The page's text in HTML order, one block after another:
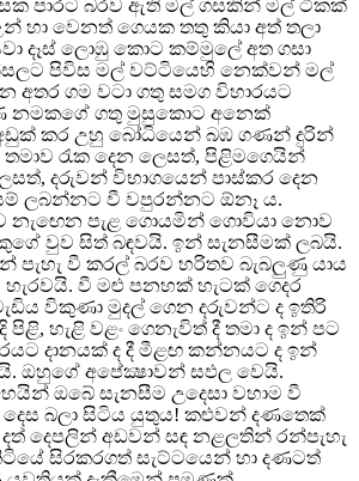
පාරට බරව ඇති මල් ගසකින් මල් ටිකක්
හා වෙනත් ගෙයක තතු කියා අත් තලා
දෑස් ලොඹු කොට කම්මුලේ අත ගසා
පිවිස මල් වට්ටියෙහි නෙක්වන් මල්
ගම වටා ගතු සමග විහාරයට
නමකගේ ගතු මුසුකොට අනෙක්
කර උහු බෝධියෙන් බඹ ගණන් දුරින්
රැක දෙන ලෙසත්, පිළිමගෙයින්
දරුවන් විභාගයෙන් පාස්කර දෙන
ලබන්නට වී වපුරන්නට ඕනෑ ය.
නැඟෙන පැළ ගොයමින් ගොවියා නොව
වුව සිත් බඳවයි. ඉන් සැනසීමක් ලබයි.
පැහැ වී කරල් බරව හරිතව බැබලුණු යාය
වී මළු පනහක් හැටක් ගෙදර
විකුණා මුදල් ගෙන දරුවන්ට ද ඉතිරි
හැළි වළං ගෙනැවිත් දී තමා ද ඉන් පට
දානයක් ද දී මීළඟ කන්නයට ද ඉන්
ඔහුගේ අපේක්‍ෂාවන් සඵල වෙයි.
ඔබේ සැනසීම උදෙසා වහාම වී
දෙස බලා සිටිය යුතුය! කළුවන් දණතෙක්
දෙපලින් අඩවන් සඳ නළලතින් රන්පැහැ
සිරකරගත් සැට්ටයෙන් හා දණටත්